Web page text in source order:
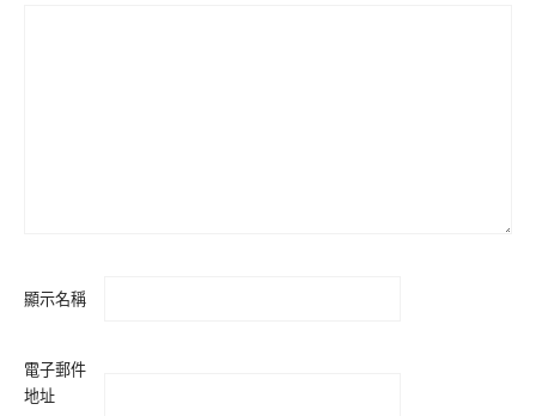
顯示名稱
電子郵件
地址